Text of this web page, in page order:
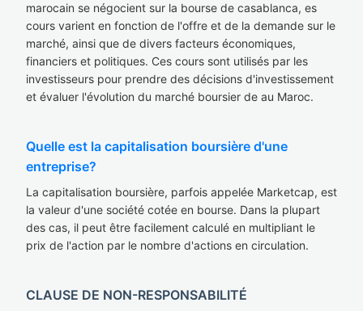
marocain se négocient sur la bourse de casablanca, es
cours varient en fonction de l'offre et de la demande sur le
marché, ainsi que de divers facteurs économiques,
financiers et politiques. Ces cours sont utilisés par les
investisseurs pour prendre des décisions d'investissement
et évaluer l'évolution du marché boursier de au Maroc.
Quelle est la capitalisation boursière d'une
entreprise?
La capitalisation boursière, parfois appelée Marketcap, est
la valeur d'une société cotée en bourse. Dans la plupart
des cas, il peut être facilement calculé en multipliant le
prix de l'action par le nombre d'actions en circulation.
CLAUSE DE NON-RESPONSABILITÉ